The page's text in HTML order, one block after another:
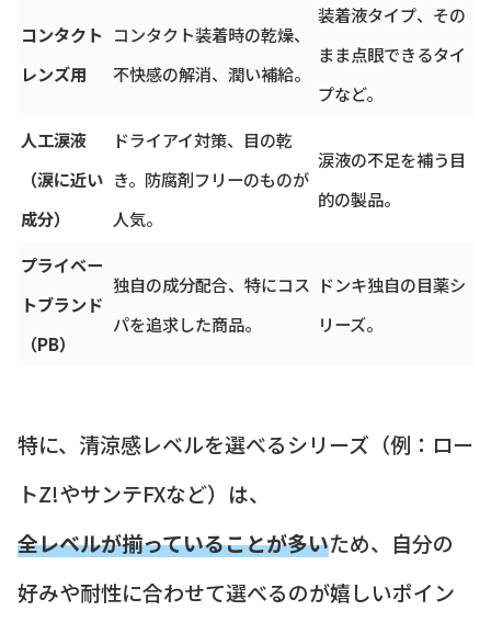
コンタクト
レンズ用
コンタクト装着時の乾燥、
不快感の解消、潤い補給。
装着液タイプ、その
まま点眼できるタイ
プなど。
人工涙液
（涙に近い
成分）
ドライアイ対策、目の乾
き。防腐剤フリーのものが
人気。
涙液の不足を補う目
的の製品。
プライベー
トブランド
（PB）
独自の成分配合、特にコス
パを追求した商品。
ドンキ独自の目薬シ
リーズ。
特に、清涼感レベルを選べるシリーズ（例：ロー
トZ!やサンテFXなど）は、
全レベルが揃っていることが多いため、自分の
好みや耐性に合わせて選べるのが嬉しいポイン